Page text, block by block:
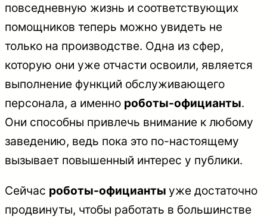
повседневную жизнь и соответствующих
помощников теперь можно увидеть не
только на производстве. Одна из сфер,
которую они уже отчасти освоили, является
выполнение функций обслуживающего
персонала, а именно роботы-официанты.
Они способны привлечь внимание к любому
заведению, ведь пока это по-настоящему
вызывает повышенный интерес у публики.
Сейчас роботы-официанты уже достаточно
продвинуты, чтобы работать в большинстве